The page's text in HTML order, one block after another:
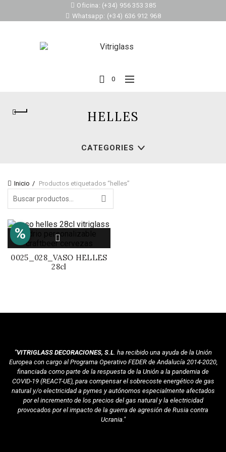
Oficina: (+34) 956 353 385
Whatsapp: (+34) 636 912 968
0
HELLES
CATEGORIES
Inicio Productos etiquetados “helles”
for:
%
0025_028_VASO HELLES
28cl
"VITRIGLASS DECORACIONES, S.L. ha recibido una ayuda de la Unión
Europea con cargo al Programa Operativo FEDER de Andalucía 2014-2020,
financiada como parte de la respuesta de la Unión a la pandemia de
COVID-19 (REACT-UE), para compensar el sobrecoste energético de gas
natural y/o electricidad a pymes y autónomos especialmente afectados
por el incremento de los precios del gas natural y la electricidad
provocados por el impacto de la guerra de agresión de Rusia contra
Ucrania."